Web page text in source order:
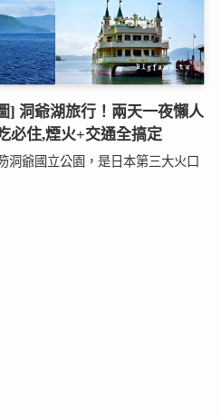
] 洞爺湖旅行！兩天一夜懶人
必住,煙火+交通全搞定
洞爺國立公園，是日本第三大火口